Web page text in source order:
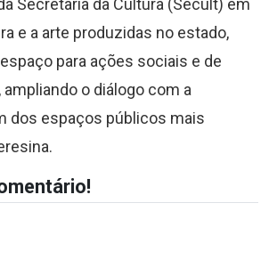
Secretaria da Cultura (Secult) em
e a arte produzidas no estado,
para ações sociais e de
o diálogo com a
dos espaços públicos mais